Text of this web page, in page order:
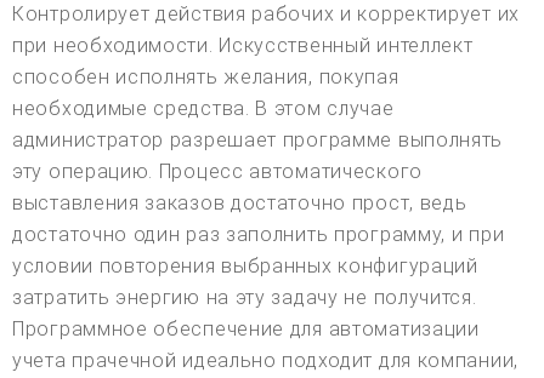
Контролирует действия рабочих и корректирует их
при необходимости. Искусственный интеллект
способен исполнять желания, покупая
необходимые средства. В этом случае
администратор разрешает программе выполнять
эту операцию. Процесс автоматического
выставления заказов достаточно прост, ведь
достаточно один раз заполнить программу, и при
условии повторения выбранных конфигураций
затратить энергию на эту задачу не получится.
Программное обеспечение для автоматизации
учета прачечной идеально подходит для компании,